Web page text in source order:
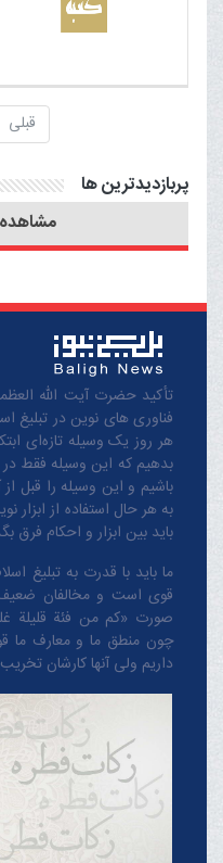
قبلی
پربازدیدترین ها
تأکید حضرت آیت الله
فناوری های نوین در تبلیغ
هر روز یک وسیله تازه‌ای
بدهیم که این وسیله فقط در
باشیم و این وسیله را قبل از
به هر حال استفاده از
باید بین ابزار و احکام فرق
ما باید با قدرت به تبلیغ
قوی است و مخالفان ضعیف
صورت «کم من فئة قلیلة
چون منطق‌ ما و معارف
داریم ولی آنها کارشان